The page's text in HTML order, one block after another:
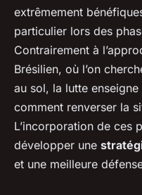
extrêmement
particulier lors des
Contrairement à
Brésilien, où l’on
au sol, la lutte
comment renverser la
L’incorporation de ces
développer une
et une meilleure